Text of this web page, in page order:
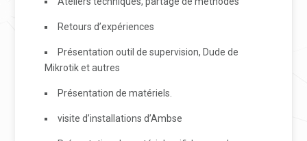
Retours d’expériences
Présentation outil de supervision, Dude de
Mikrotik et autres
Présentation de matériels.
visite d’installations d’Ambse